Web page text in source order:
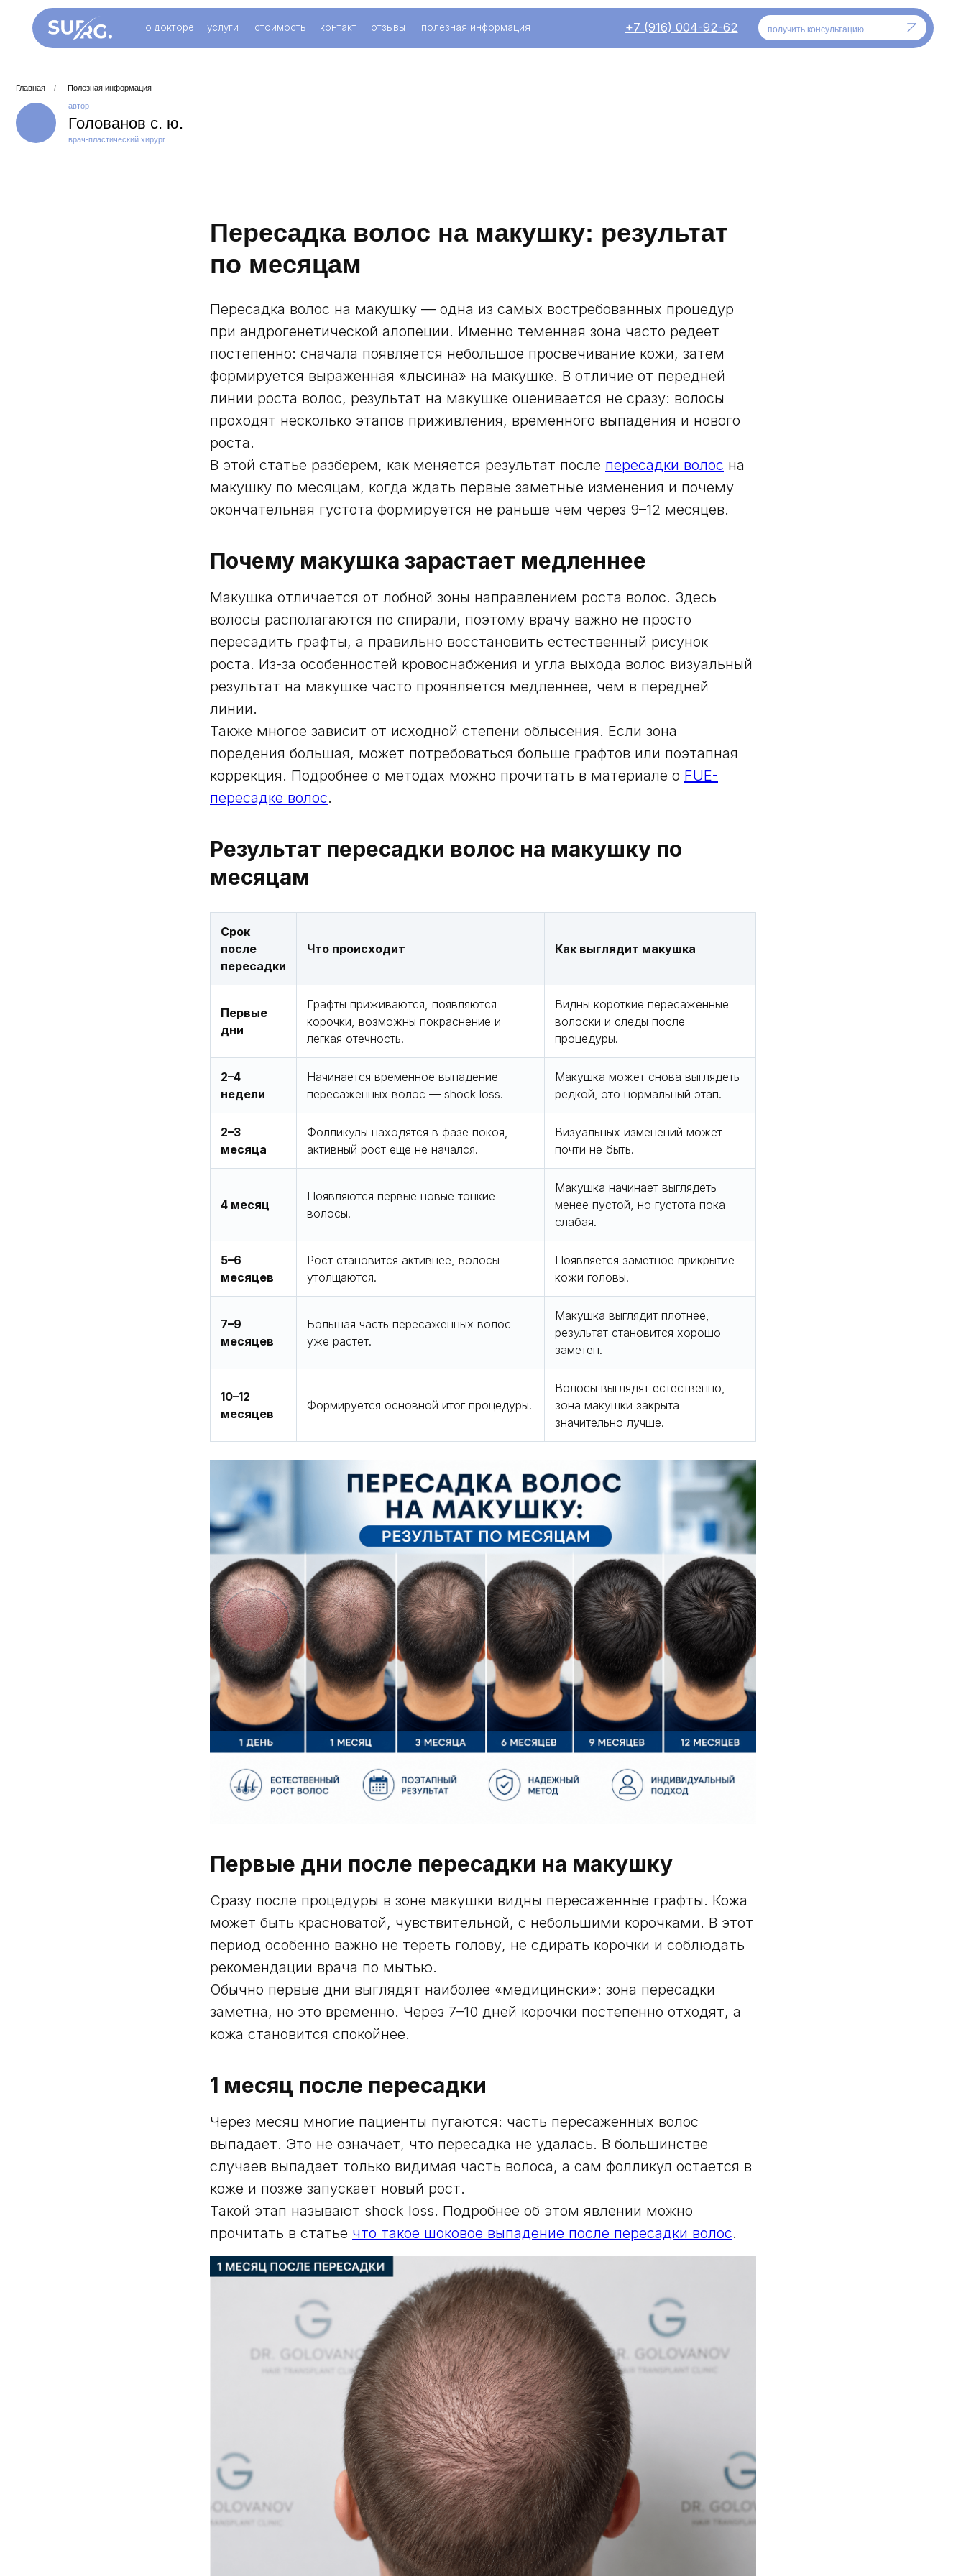
контакт отзывы полезная информация
стоимость
услуги
о докторе получить консультацию
+7 (916) 004-92-62
врач-пластический хирург
Голованов с. ю.
Пересадка волос на макушку: результат
по месяцам
Пересадка волос на макушку — одна из самых востребованных процедур
при андрогенетической алопеции. Именно теменная зона часто редеет
постепенно: сначала появляется небольшое просвечивание кожи, затем
формируется выраженная «лысина» на макушке. В отличие от передней
линии роста волос, результат на макушке оценивается не сразу: волосы
проходят несколько этапов приживления, временного выпадения и нового
роста.
В этой статье разберем, как меняется результат после пересадки волос на
макушку по месяцам, когда ждать первые заметные изменения и почему
окончательная густота формируется не раньше чем через 9–12 месяцев.
Почему макушка зарастает медленнее
Макушка отличается от лобной зоны направлением роста волос. Здесь
волосы располагаются по спирали, поэтому врачу важно не просто
пересадить графты, а правильно восстановить естественный рисунок
роста. Из-за особенностей кровоснабжения и угла выхода волос визуальный
результат на макушке часто проявляется медленнее, чем в передней
линии.
Также многое зависит от исходной степени облысения. Если зона
поредения большая, может потребоваться больше графтов или поэтапная
коррекция. Подробнее о методах можно прочитать в материале о FUE-
пересадке волос.
Результат пересадки волос на макушку по
месяцам
Срок
после
пересадки
Что происходит Как выглядит макушка
Первые
дни
Графты приживаются, появляются
корочки, возможны покраснение и
легкая отечность.
Видны короткие пересаженные
волоски и следы после
процедуры.
2–4
недели
Начинается временное выпадение
пересаженных волос — shock loss.
Макушка может снова выглядеть
редкой, это нормальный этап.
2–3
месяца
Фолликулы находятся в фазе покоя,
активный рост еще не начался.
Визуальных изменений может
почти не быть.
4 месяц
Появляются первые новые тонкие
волосы.
Макушка начинает выглядеть
менее пустой, но густота пока
слабая.
5–6
месяцев
Рост становится активнее, волосы
утолщаются.
Появляется заметное прикрытие
кожи головы.
7–9
месяцев
Большая часть пересаженных волос
уже растет.
Макушка выглядит плотнее,
результат становится хорошо
заметен.
10–12
месяцев
Формируется основной итог процедуры.
Волосы выглядят естественно,
зона макушки закрыта
значительно лучше.
Первые дни после пересадки на макушку
Сразу после процедуры в зоне макушки видны пересаженные графты. Кожа
может быть красноватой, чувствительной, с небольшими корочками. В этот
период особенно важно не тереть голову, не сдирать корочки и соблюдать
рекомендации врача по мытью.
Обычно первые дни выглядят наиболее «медицински»: зона пересадки
заметна, но это временно. Через 7–10 дней корочки постепенно отходят, а
кожа становится спокойнее.
1 месяц после пересадки
Через месяц многие пациенты пугаются: часть пересаженных волос
выпадает. Это не означает, что пересадка не удалась. В большинстве
случаев выпадает только видимая часть волоса, а сам фолликул остается в
коже и позже запускает новый рост.
Такой этап называют shock loss. Подробнее об этом явлении можно
прочитать в статье что такое шоковое выпадение после пересадки волос.